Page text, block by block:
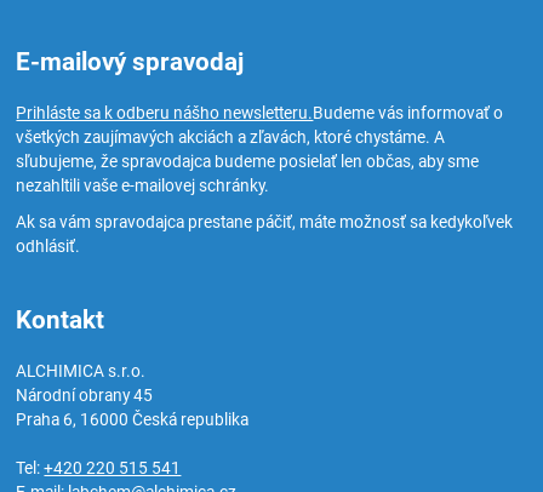
E-mailový spravodaj
Prihláste sa k odberu nášho newsletteru.Budeme vás informovať o
všetkých zaujímavých akciách a zľavách, ktoré chystáme. A
sľubujeme, že spravodajca budeme posielať len občas, aby sme
nezahltili vaše e-mailovej schránky.
Ak sa vám spravodajca prestane páčiť, máte možnosť sa kedykoľvek
odhlásiť.
Kontakt
ALCHIMICA s.r.o.
Národní obrany 45
Praha 6, 16000Česká republika
Tel:+420 220 515 541